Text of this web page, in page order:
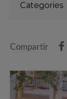
Categories
Compartir